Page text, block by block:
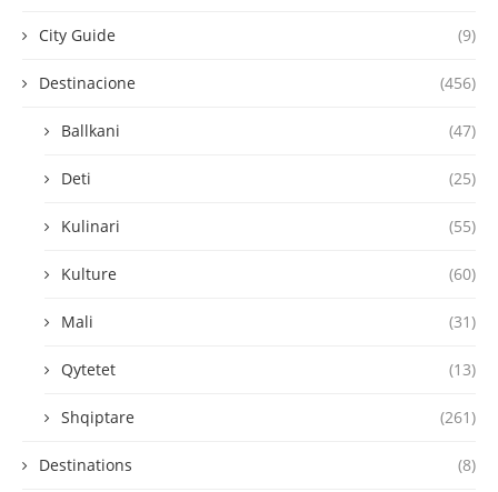
City Guide (9)
Destinacione (456)
Ballkani (47)
Deti (25)
Kulinari (55)
Kulture (60)
Mali (31)
Qytetet (13)
Shqiptare (261)
Destinations (8)